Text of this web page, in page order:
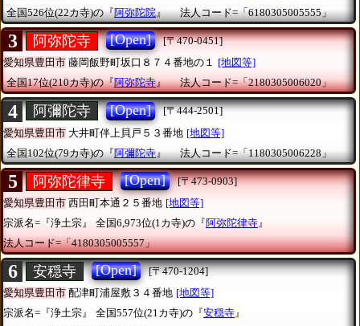
全国526位(22カ寺)の『阿弥陀院』 法人コード=「6180305005555」
3 阿弥陀寺 [Open]
[〒470-0451]
愛知県豊田市 藤岡飯野町坂口８７４番地の１ [地図等]
全国17位(210カ寺)の『阿弥陀寺』 法人コード=「2180305006020」
4 阿彌陀寺 [Open]
[〒444-2501]
愛知県豊田市 大井町伴上貝戸５３番地 [地図等]
全国102位(79カ寺)の『阿彌陀寺』 法人コード=「1180305006228」
5 阿弥陀律寺 [Open]
[〒473-0903]
愛知県豊田市 西田町本通２５番地 [地図等]
宗派名=『浄土宗』
全国6,973位(1カ寺)の『阿弥陀律寺』
法人コード=「4180305005557」
6 安穏寺 [Open]
[〒470-1204]
愛知県豊田市 配津町浦屋敷３４番地 [地図等]
宗派名=『浄土宗』
全国557位(21カ寺)の『安穏寺』